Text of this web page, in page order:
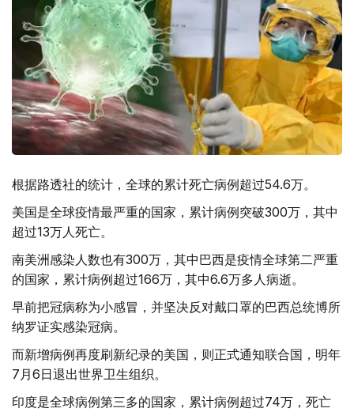
根据路透社的统计，全球的累计死亡病例超过54.6万。
美国是全球疫情最严重的国家，累计病例突破300万，其中
超过13万人死亡。
南美洲感染人数也有300万，其中巴西是疫情全球第二严重
的国家，累计病例超过166万，其中6.6万多人病逝。
早前把冠病称为小感冒，并坚决反对戴口罩的巴西总统博所
纳罗证实感染冠病。
而新增病例再度刷新纪录的美国，则正式通知联合国，明年
7月6日退出世界卫生组织。
印度是全球病例第三多的国家，累计病例超过74万，死亡